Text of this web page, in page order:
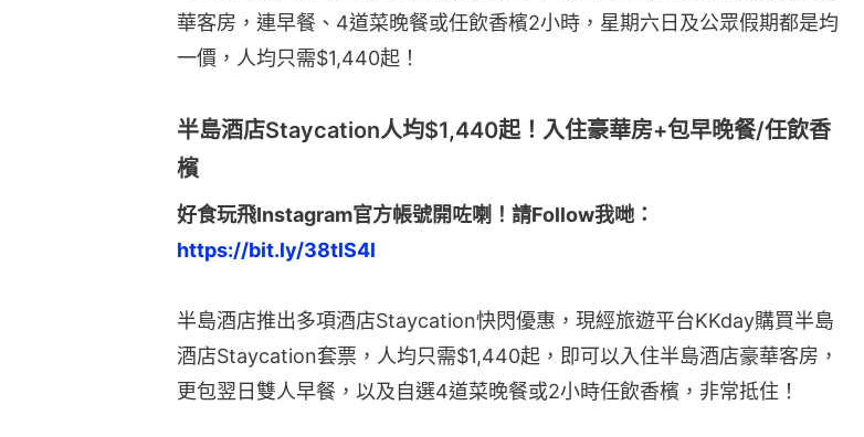
華客房，連早餐、4道菜晚餐或任飲香檳2小時，星期六日及公眾假期都是均
一價，人均只需$1,440起！
半島酒店Staycation人均$1,440起！入住豪華房+包早晚餐/任飲香
檳
好食玩飛Instagram官方帳號開咗喇！請Follow我哋：
https://bit.ly/38tlS4l
半島酒店推出多項酒店Staycation快閃優惠，現經旅遊平台KKday購買半島
酒店Staycation套票，人均只需$1,440起，即可以入住半島酒店豪華客房，
更包翌日雙人早餐，以及自選4道菜晚餐或2小時任飲香檳，非常抵住！